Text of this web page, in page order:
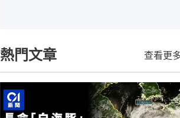
熱門文章 查看更